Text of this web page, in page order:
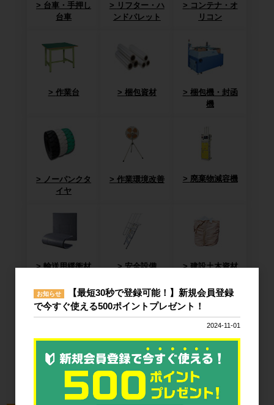
台車・手押し
台車
リフター・ハ
ンドパレット
コンテナ・オ
リコン
作業台 梱包資材
梱包機・封函
機
ノーパンクタ
イヤ
作業環境改善 廃棄物減容機
輸送用緩衝材 安全設備 建設土木資材
オフィス用
品・衛生用品
お知らせ
【最短30秒で登録可能！】新規会員登録
で今すぐ使える500ポイントプレゼント！
2024-11-01